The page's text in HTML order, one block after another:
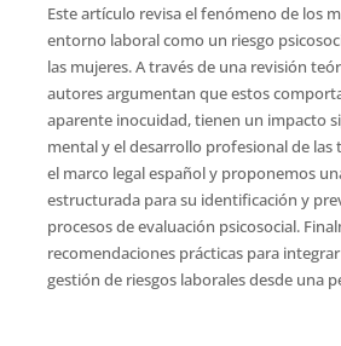
Este artículo revisa el fenómeno de los
entorno laboral como un riesgo
las mujeres. A través de una revisión
autores argumentan que estos
aparente inocuidad, tienen un impacto
mental y el desarrollo profesional de las
el marco legal español y proponemos
estructurada para su identificación y
procesos de evaluación psicosocial.
recomendaciones prácticas para
gestión de riesgos laborales desde una